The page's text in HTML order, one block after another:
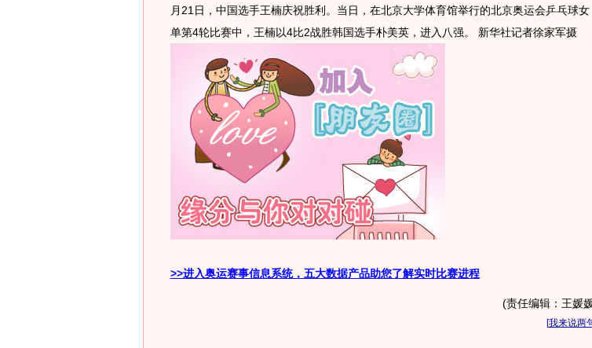
月21日，中国选手王楠庆祝胜利。当日，在北京大学体育馆举行的北京奥运会乒乓球女
单第4轮比赛中，王楠以4比2战胜韩国选手朴美英，进入八强。 新华社记者徐家军摄
>>进入奥运赛事信息系统，五大数据产品助您了解实时比赛进程
(责任编辑：王媛
[我来说两